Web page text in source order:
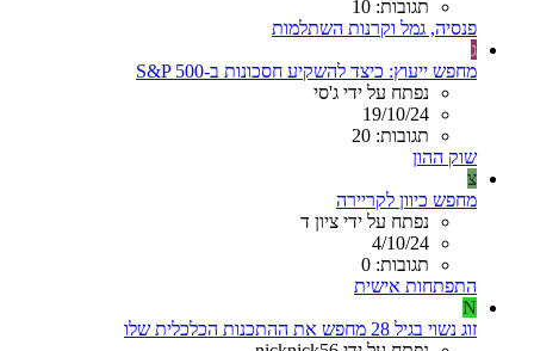
תגובות: 10
פנסיה, גמל וקרנות השתלמות
ג
מחפש ייעוץ: כיצד להשקיע חסכונות ב-S&P 500
נפתח על ידי ג'סי
19/10/24
תגובות: 20
שוק ההון
צ
מחפש כיוון לקריירה
נפתח על ידי ציון ד
4/10/24
תגובות: 0
התפתחות אישית
N
זוג נשוי בגיל 28 מחפש את ההתכנות הכלכלית שלו